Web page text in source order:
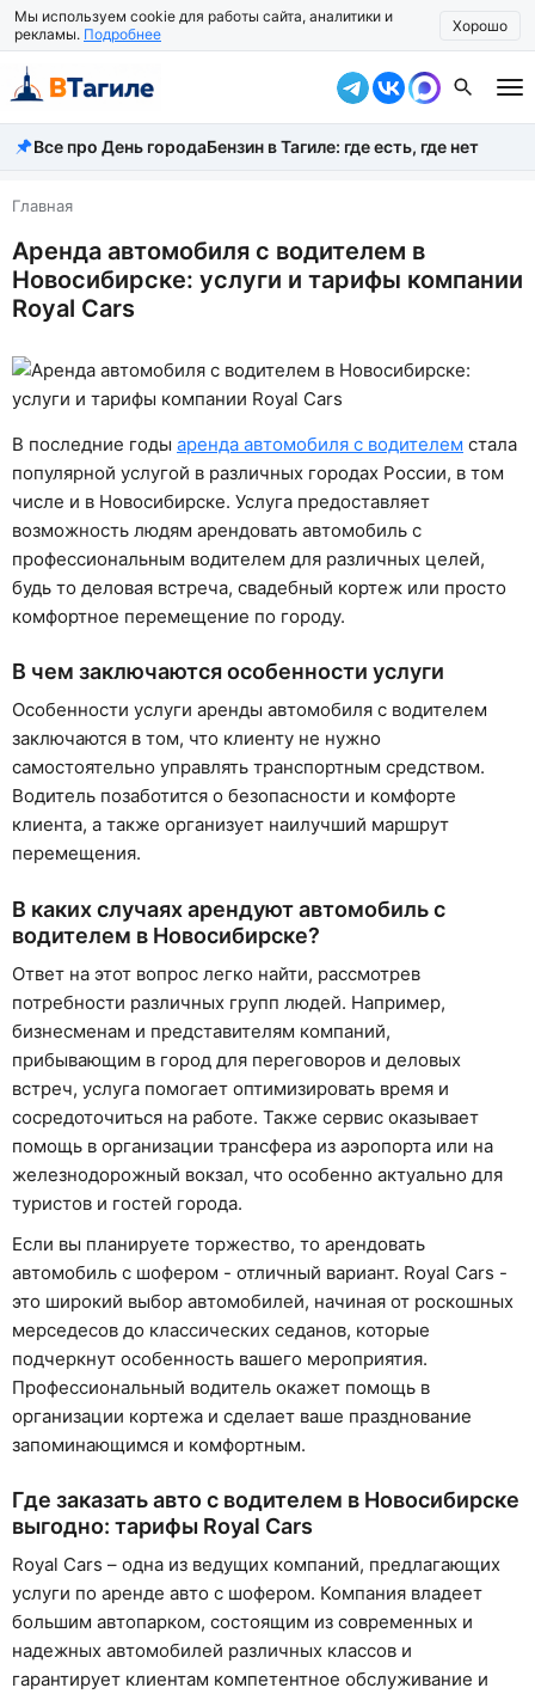
Мы используем cookie для работы сайта, аналитики и
рекламы. Подробнее Хорошо
Все новости
Происшествия
Город
Власть
Экономика
Общество
Рассказать новость
Все про День городаБензин в Тагиле: где есть, где нет
Главная
Аренда автомобиля с водителем в
Новосибирске: услуги и тарифы компании
Royal Cars
В последние годы аренда автомобиля с водителем стала
популярной услугой в различных городах России, в том
числе и в Новосибирске. Услуга предоставляет
возможность людям арендовать автомобиль с
профессиональным водителем для различных целей,
будь то деловая встреча, свадебный кортеж или просто
комфортное перемещение по городу.
В чем заключаются особенности услуги
Особенности услуги аренды автомобиля с водителем
заключаются в том, что клиенту не нужно
самостоятельно управлять транспортным средством.
Водитель позаботится о безопасности и комфорте
клиента, а также организует наилучший маршрут
перемещения.
В каких случаях арендуют автомобиль с
водителем в Новосибирске?
Ответ на этот вопрос легко найти, рассмотрев
потребности различных групп людей. Например,
бизнесменам и представителям компаний,
прибывающим в город для переговоров и деловых
встреч, услуга помогает оптимизировать время и
сосредоточиться на работе. Также сервис оказывает
помощь в организации трансфера из аэропорта или на
железнодорожный вокзал, что особенно актуально для
туристов и гостей города.
Если вы планируете торжество, то арендовать
автомобиль с шофером - отличный вариант. Royal Cars -
это широкий выбор автомобилей, начиная от роскошных
мерседесов до классических седанов, которые
подчеркнут особенность вашего мероприятия.
Профессиональный водитель окажет помощь в
организации кортежа и сделает ваше празднование
запоминающимся и комфортным.
Где заказать авто с водителем в Новосибирске
выгодно: тарифы Royal Cars
Royal Cars – одна из ведущих компаний, предлагающих
услуги по аренде авто с шофером. Компания владеет
большим автопарком, состоящим из современных и
надежных автомобилей различных классов и
гарантирует клиентам компетентное обслуживание и